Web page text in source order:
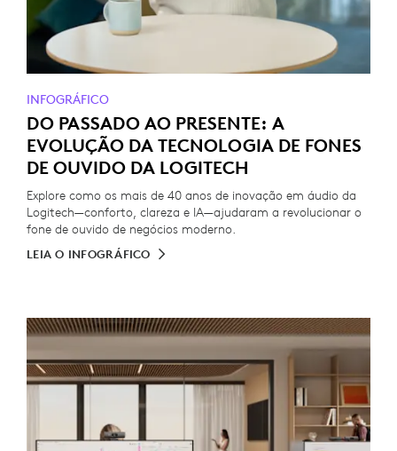
INFOGRÁFICO
DO PASSADO AO PRESENTE: A
EVOLUÇÃO DA TECNOLOGIA DE FONES
DE OUVIDO DA LOGITECH
Explore como os mais de 40 anos de inovação em áudio da
Logitech—conforto, clareza e IA—ajudaram a revolucionar o
fone de ouvido de negócios moderno.
LEIA O INFOGRÁFICO